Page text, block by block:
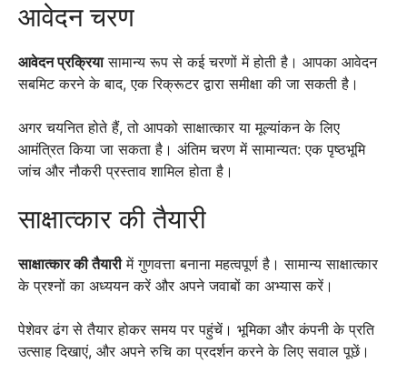
आवेदन चरण
आवेदन प्रक्रियासामान्य रूप से कई चरणों में होती है। आपका आवेदन
सबमिट करने के बाद, एक रिक्रूटर द्वारा समीक्षा की जा सकती है।
अगर चयनित होते हैं, तो आपको साक्षात्कार या मूल्यांकन के लिए
आमंत्रित किया जा सकता है। अंतिम चरण में सामान्यत: एक पृष्ठभूमि
जांच और नौकरी प्रस्ताव शामिल होता है।
साक्षात्कार की तैयारी
साक्षात्कार की तैयारीमें गुणवत्ता बनाना महत्वपूर्ण है। सामान्य साक्षात्कार
के प्रश्नों का अध्ययन करें और अपने जवाबों का अभ्यास करें।
पेशेवर ढंग से तैयार होकर समय पर पहुंचें। भूमिका और कंपनी के प्रति
उत्साह दिखाएं, और अपने रुचि का प्रदर्शन करने के लिए सवाल पूछें।